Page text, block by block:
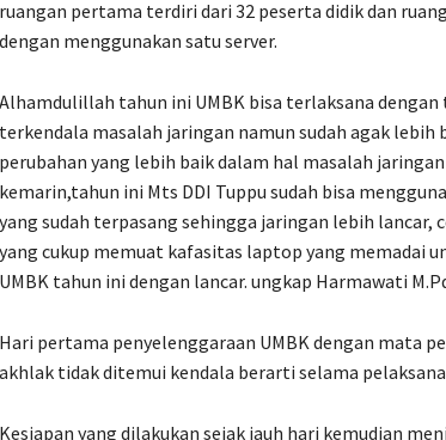
ruangan pertama terdiri dari 32 peserta didik dan
dengan menggunakan satu server.
Alhamdulillah tahun ini UMBK bisa terlaksana
terkendala masalah jaringan namun sudah agak
perubahan yang lebih baik dalam hal masalah
kemarin,tahun ini Mts DDI Tuppu sudah bisa
yang sudah terpasang sehingga jaringan lebih lancar,
yang cukup memuat kafasitas laptop yang memadai
UMBK tahun ini dengan lancar. ungkap Harmawati
Hari pertama penyelenggaraan UMBK dengan mata
akhlak tidak ditemui kendala berarti selama
Kesiapan yang dilakukan sejak jauh hari kemudian